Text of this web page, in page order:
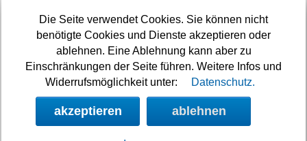
Vertrag
widerrufen
SERVICE
Die Seite verwendet Cookies. Sie können nicht
benötigte Cookies und Dienste akzeptieren oder
ablehnen. Eine Ablehnung kann aber zu
Einschränkungen der Seite führen. Weitere Infos und
Widerrufsmöglichkeit unter:
Datenschutz.
akzeptieren ablehnen